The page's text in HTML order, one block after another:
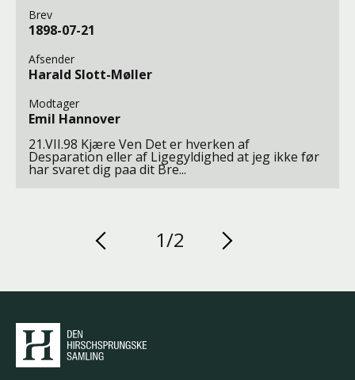
Brev
1898-07-21
Afsender
Harald Slott-Møller
Modtager
Emil Hannover
21.VII.98 Kjære Ven Det er hverken af
Desparation eller af Ligegyldighed at jeg ikke før
har svaret dig paa dit Bre...
1/2